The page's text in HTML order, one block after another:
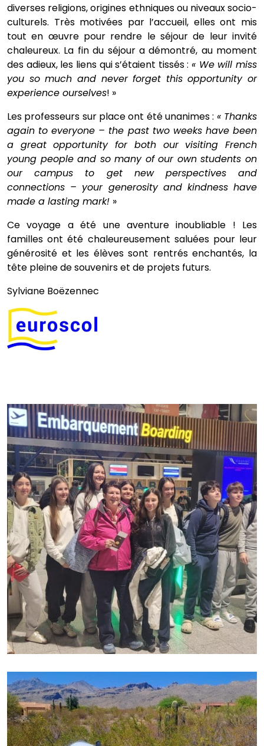
diverses religions, origines ethniques ou niveaux socio-
culturels. Très motivées par l’accueil, elles ont mis
tout en œuvre pour rendre le séjour de leur invité
chaleureux. La fin du séjour a démontré, au moment
des adieux, les liens qui s’étaient tissés :« We will miss
you so much and never forget this opportunity or
experience ourselves! »
Les professeurs sur place ont été unanimes : « Thanks
again to everyone – the past two weeks have been
a great opportunity for both our visiting French
young people and so many of our own students on
our campus to get new perspectives and
connections – your generosity and kindness have
made a lasting mark! »
Ce voyage a été une aventure inoubliable ! Les
familles ont été chaleureusement saluées pour leur
générosité et les élèves sont rentrés enchantés, la
tête pleine de souvenirs et de projets futurs.
Sylviane Boëzennec